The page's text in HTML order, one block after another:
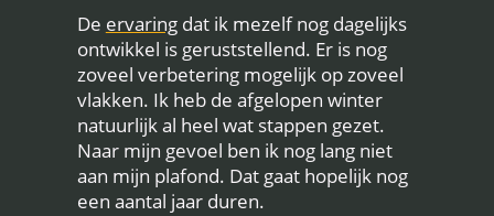
De ervaringdat ik mezelf nog dagelijks
ontwikkel is geruststellend. Er is nog
zoveel verbetering mogelijk op zoveel
vlakken. Ik heb de afgelopen winter
natuurlijk al heel wat stappen gezet.
Naar mijn gevoel ben ik nog lang niet
aan mijn plafond. Dat gaat hopelijk nog
een aantal jaar duren.